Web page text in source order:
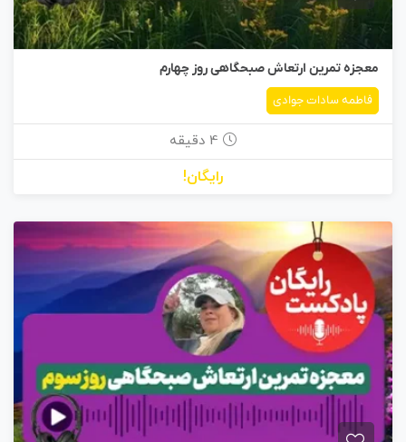
معجزه تمرین ارتعاش صبحگاهی روز چهارم
فاطمه سادات جوادی
4 دقیقه
رایگان!